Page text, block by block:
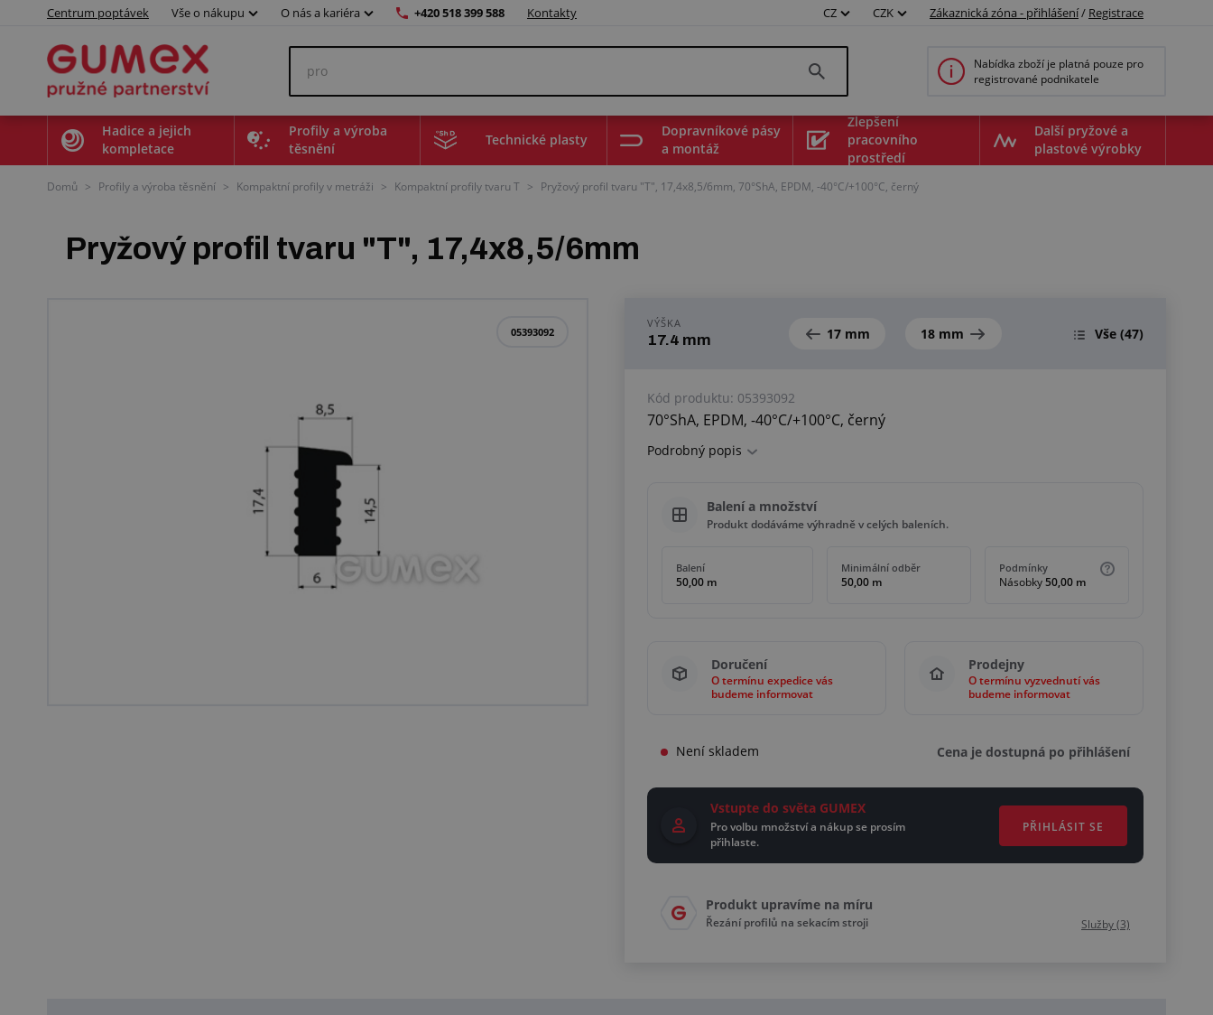
Centrum poptávek Vše o nákupu O nás a kariéra +420 518 399 588 Kontakty CZ CZK Zákaznická zóna - přihlášení/ Registrace
Nabídka zboží je platná pouze pro
registrované podnikatele
Hadice a jejich
kompletace
Profily a výroba
těsnění
Technické plasty
Dopravníkové pásy
a montáž
Zlepšení
pracovního
prostředí
Další pryžové a
plastové výrobky
Domů > Profily a výroba těsnění > Kompaktní profily v metráži > Kompaktní profily tvaru T > Pryžový profil tvaru "T", 17,4x8,5/6mm, 70°ShA, EPDM, -40°C/+100°C, černý
Pryžový profil tvaru "T", 17,4x8,5/6mm
05393092
VÝŠKA
17.4 mm 17 mm 18 mm Vše (47)
Kód produktu: 05393092
70°ShA, EPDM, -40°C/+100°C, černý
Podrobný popis
Balení a množství
Produkt dodáváme výhradně v celých baleních.
Balení
50,00 m
Minimální odběr
50,00 m
Podmínky
Násobky50,00 m
Doručení
O termínu expedice vás
budeme informovat
Prodejny
O termínu vyzvednutí vás
budeme informovat
Není skladem Cena je dostupná po přihlášení
Vstupte do světa GUMEX
Pro volbu množství a nákup se prosím
přihlaste.
PŘIHLÁSIT SE
Produkt upravíme na míru
Řezání profilů na sekacím stroji Služby (3)